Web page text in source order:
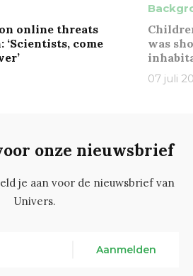
online threats
come
was
07 juli
onze nieuwsbrief
je aan voor de nieuwsbrief van
Univers.
Aanmelden